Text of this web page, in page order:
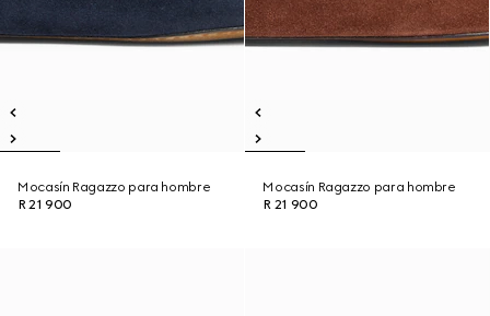
Mocasín Ragazzo para hombre
R 21 900
Mocasín Ragazzo para hombre
R 21 900